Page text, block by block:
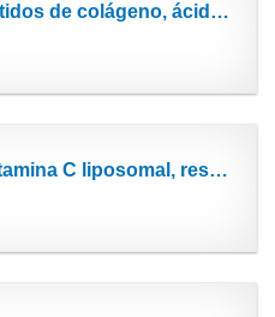
NMN más péptidos de colágeno, ácido hialurónico 750mg, Nicotinamide Mononucleotide 60...
2000 mg de vitamina C liposomal, resveratrol liposomal, suplemento de CoQ10 liposomal (ubiquinol)...